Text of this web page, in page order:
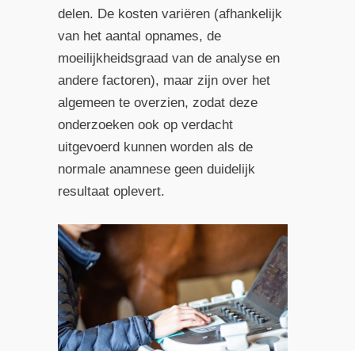
delen. De kosten variëren (afhankelijk
van het aantal opnames, de
moeilijkheidsgraad van de analyse en
andere factoren), maar zijn over het
algemeen te overzien, zodat deze
onderzoeken ook op verdacht
uitgevoerd kunnen worden als de
normale anamnese geen duidelijk
resultaat oplevert.